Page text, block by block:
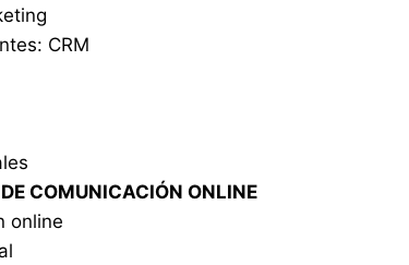
CRM
COMUNICACIÓN ONLINE
online